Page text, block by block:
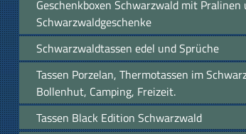
Geschenkboxen Schwarzwald mit Pralinen
Schwarzwaldgeschenke
Schwarzwaldtassen edel und Sprüche
Tassen Porzelan, Thermotassen im
Bollenhut, Camping, Freizeit.
Tassen Black Edition Schwarzwald